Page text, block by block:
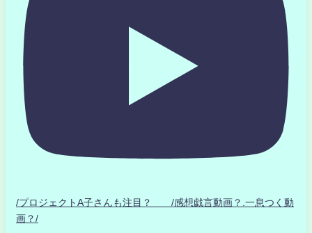
/プロジェクトA子さんも注目？ /感想戯言動画？.一息つく動
画？/